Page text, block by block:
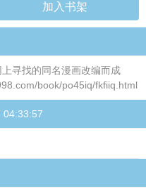
加入书架
寻找的同名漫画改编而成
book/po45iq/fkfiiq.html
04:33:57